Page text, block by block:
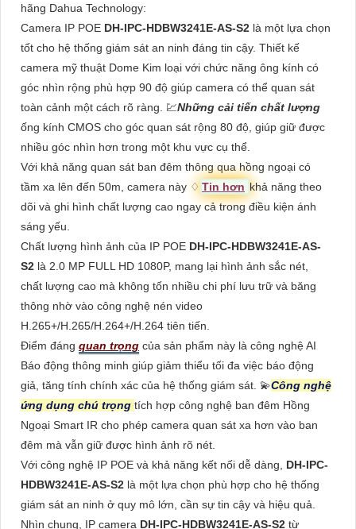
hãng Dahua Technology:
Camera IP POE DH-IPC-HDBW3241E-AS-S2 là một lựa chọn
tốt cho hệ thống giám sát an ninh đáng tin cậy. Thiết kế
camera mỹ thuật Dome Kim loại với chức năng ông kính có
góc nhìn rộng phù hợp 90 độ giúp camera có thể quan sát
toàn cảnh một cách rõ ràng. 💹Những cải tiến chất lượng
ống kính CMOS cho góc quan sát rộng 80 độ, giúp giữ được
nhiều góc nhìn hơn trong một khu vực cụ thể.
Với khả năng quan sát ban đêm thông qua hồng ngoại có
tầm xa lên đến 50m, camera này ♢ Tin hơn khả năng theo
dõi và ghi hình chất lượng cao ngay cả trong điều kiện ánh
sáng yếu.
Chất lượng hình ảnh của IP POE DH-IPC-HDBW3241E-AS-
S2 là 2.0 MP FULL HD 1080P, mang lại hình ảnh sắc nét,
chất lượng cao mà không tốn nhiều chi phí lưu trữ và băng
thông nhờ vào công nghệ nén video
H.265+/H.265/H.264+/H.264 tiên tiến.
Điểm đáng quan trọng của sản phẩm này là công nghệ AI
Báo động thông minh giúp giảm thiểu tối đa việc báo động
giả, tăng tính chính xác của hệ thống giám sát. 💫Công nghệ
ứng dụng chú trọng tích hợp công nghệ ban đêm Hồng
Ngoại Smart IR cho phép camera quan sát xa hơn vào ban
đêm mà vẫn giữ được hình ảnh rõ nét.
Với công nghệ IP POE và khả năng kết nối dễ dàng, DH-IPC-
HDBW3241E-AS-S2 là một lựa chọn phù hợp cho hệ thống
giám sát an ninh ở quy mô lớn, cần sự tin cậy và hiệu quả.
Nhìn chung, IP camera DH-IPC-HDBW3241E-AS-S2 từ